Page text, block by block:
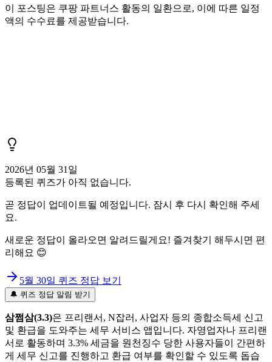
이 포스팅은 쿠팡 파트너스 활동의 일환으로, 이에 따른 일정
액의 수수료를 제공받습니다.
2026년 05월 31일
등록된 퀴즈가 아직 없습니다.
곧 정답이 업데이트될 예정입니다. 잠시 후 다시 확인해 주세
요.
새로운 정답이 올라오면 알려드릴게요! 즐겨찾기 해두시면 편
리해요 😊
5월 30일 퀴즈 정답 보기
🔔 퀴즈 정답 알림 받기
삼쩜삼(3.3)은 프리랜서, N잡러, 사업자 등의 종합소득세 신고
및 환급을 도와주는 세무 서비스 앱입니다. 자영업자나 프리랜
서로 활동하며 3.3% 세금을 원천징수 당한 사용자들이 간편하
게 세무 신고를 진행하고 환급 여부를 확인할 수 있도록 돕습